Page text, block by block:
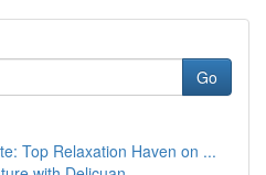
Go
Top Relaxation Haven on ...